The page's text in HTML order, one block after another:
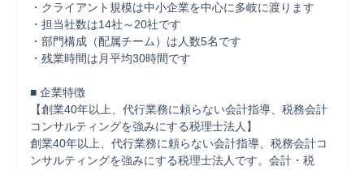
・クライアント規模は中小企業を中心に多岐に渡ります
・担当社数は14社～20社です
・部門構成（配属チーム）は人数5名です
・残業時間は月平均30時間です
■ 企業特徴
【創業40年以上、代行業務に頼らない会計指導、税務会計
コンサルティングを強みにする税理士法人】
創業40年以上、代行業務に頼らない会計指導、税務会計コ
ンサルティングを強みにする税理士法人です。会計・税